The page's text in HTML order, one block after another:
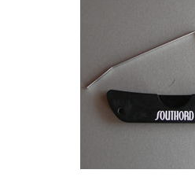
und
mehr